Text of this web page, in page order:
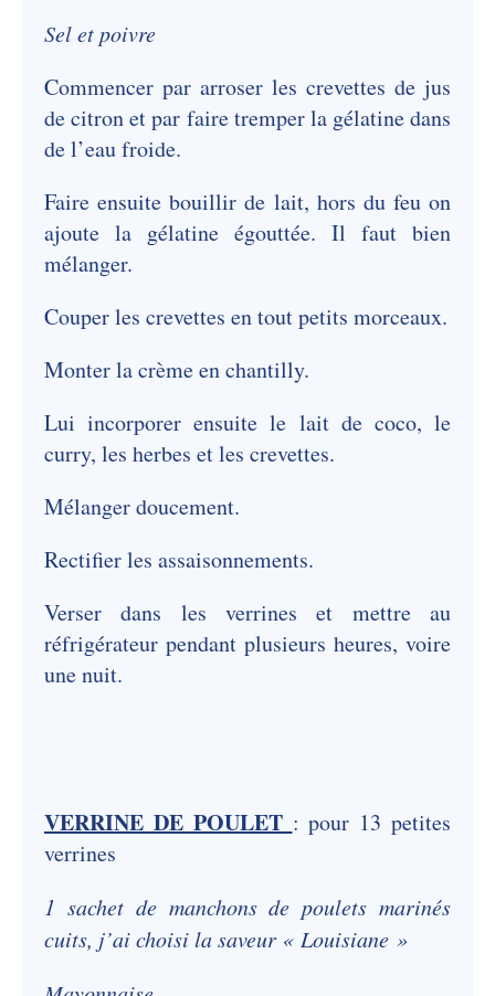
Sel et poivre
Commencer par arroser les crevettes de jus
de citron et par faire tremper la gélatine dans
de l’eau froide.
Faire ensuite bouillir de lait, hors du feu on
ajoute la gélatine égouttée. Il faut bien
mélanger.
Couper les crevettes en tout petits morceaux.
Monter la crème en chantilly.
Lui incorporer ensuite le lait de coco, le
curry, les herbes et les crevettes.
Mélanger doucement.
Rectifier les assaisonnements.
Verser dans les verrines et mettre au
réfrigérateur pendant plusieurs heures, voire
une nuit.
VERRINE DE POULET : pour 13 petites
verrines
1 sachet de manchons de poulets marinés
cuits, j’ai choisi la saveur « Louisiane »